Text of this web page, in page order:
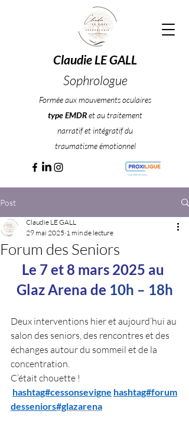
Claudie LE GALL
Sophrologue
Formée aux mouvements oculaires
type EMDRet au traitement
narratif et intégratif du
traumatisme émotionnel
Post
Forum des Seniors
Claudie LE GALL
29 mai 2025 1 min de lecture
Le 7 et 8 mars 2025 au
Glaz Arena de 10h – 18h
Deux interventions hier et aujourd’hui au
salon des seniors, des rencontres et des
échanges autour du sommeil et de la
concentration.
C’était chouette !
hashtag#cessonsevigne hashtag#forum
desseniors#glazarena